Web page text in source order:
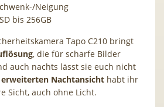
Neigung
bis 256GB
Tapo C210 bringt
, die für scharfe Bilder
auch nachts lässt sie euch nicht
erweiterten Nachtansicht habt ihr
Sicht, auch ohne Licht.